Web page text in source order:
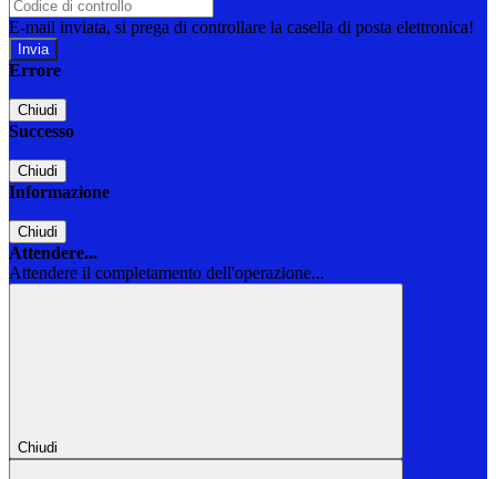
E-mail inviata, si prega di controllare la casella di posta elettronica!
Errore
Chiudi
Successo
Chiudi
Informazione
Chiudi
Attendere...
Attendere il completamento dell'operazione...
Chiudi